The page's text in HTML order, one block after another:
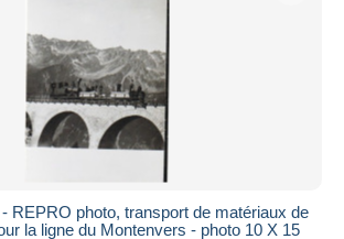
REPRO photo, transport de matériaux de
la ligne du Montenvers - photo 10 X 15